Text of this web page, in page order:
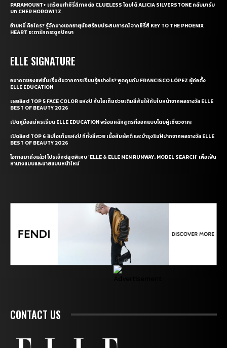
PARAMOUNT+ เตรียมทำซีรี่ส์ภาคต่อ CLUELESS โดยได้ ALICIA SILVERSTONE กลับมารับ
บท CHER HOROWITZ
อ้ายหมี่ คือใคร? รู้จักนางเอกอายุน้อยร้อยประสบการณ์ จากซีรี่ส์ KEY TO THE PHOENIX
HEART ชะตารักกระดูกปักษา
ELLE SIGNATURE
อนาคตของแฟชั่นเริ่มต้นจากการเรียนรู้อย่างไร? พูดคุยกับ FRANCISCO LÓPEZ ผู้ก่อตั้ง
ELLE EDUCATION
เผยลิสต์ TOP 5 FACE COLOR แห่งปี กับไอเท็มช่วยเติมสีสันให้กับใบหน้าจากผลรางวัล ELLE
BEST OF BEAUTY 2026
เปิดคู่มือสมัครเรียน ELLE EDUCATION พร้อมหลักสูตรที่ออกแบบโดยผู้เชี่ยวชาญ
เปิดลิสต์ TOP 6 ลิปไอเท็มแห่งปี ที่ทั้งสีสวย เนื้อสัมผัสดี และบำรุงริมฝีปากจากผลรางวัล ELLE
BEST OF BEAUTY 2026
โอกาสมาถึงแล้ว! โปรเจ็กต์สุดพิเศษ ‘ELLE & ELLE MEN RUNWAY: MODEL SEARCH’ เพื่อเฟ้น
หานางแบบและนายแบบหน้าใหม่
CONTACT US